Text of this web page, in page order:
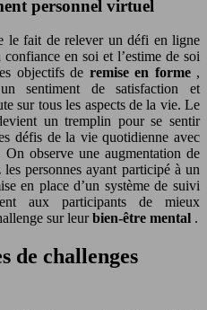
personnel virtuel
le fait de relever un défi en ligne
en soi et l’estime de soi
objectifs de remise en forme ,
sentiment de satisfaction et
sur tous les aspects de la vie. Le
un tremplin pour se sentir
défis de la vie quotidienne avec
observe une augmentation de
personnes ayant participé à un
en place d’un système de suivi
aux participants de mieux
sur leurbien-être mental .
de challenges